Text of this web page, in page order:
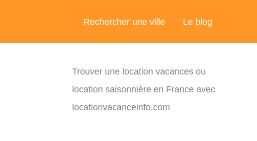
Rechercher une ville Le blog
Trouver une location vacances ou
location saisonnière en France avec
locationvacanceinfo.com